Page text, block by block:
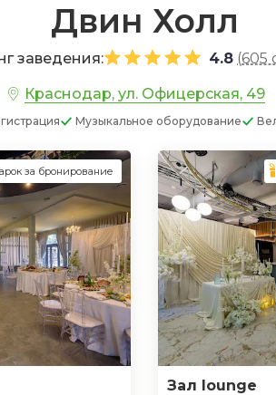
Двин Холл
заведения: 4.8 (605
Краснодар, ул. Офицерская, 49
Музыкальное оборудование
за бронирование
Зал lounge